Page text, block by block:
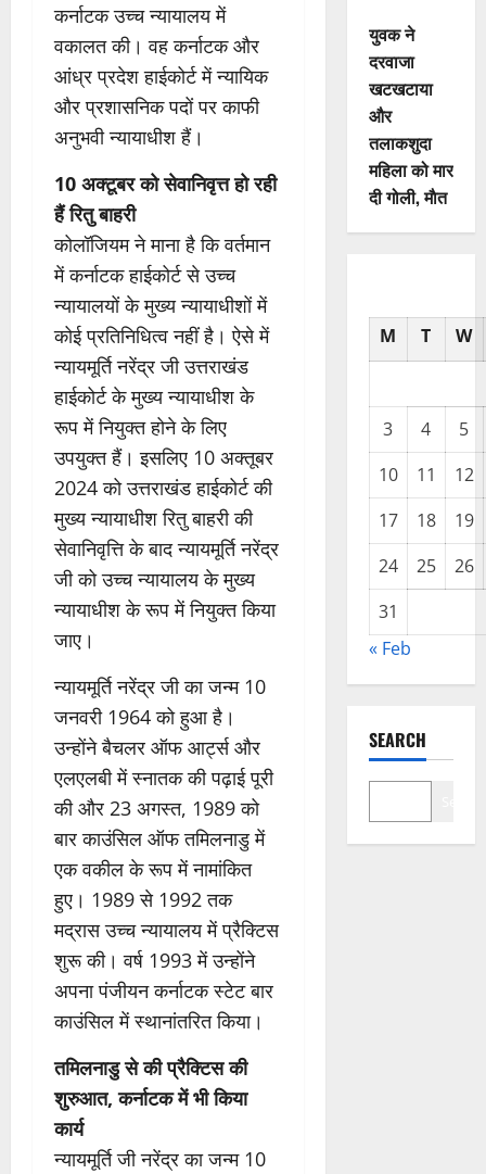
कर्नाटक उच्च न्यायालय में
वकालत की। वह कर्नाटक और
आंध्र प्रदेश हाईकोर्ट में न्यायिक
और प्रशासनिक पदों पर काफी
अनुभवी न्यायाधीश हैं।
10 अक्टूबर को सेवानिवृत्त हो रही
हैं रितु बाहरी
कोलॉजियम ने माना है कि वर्तमान
में कर्नाटक हाईकोर्ट से उच्च
न्यायालयों के मुख्य न्यायाधीशों में
कोई प्रतिनिधित्व नहीं है। ऐसे में
न्यायमूर्ति नरेंद्र जी उत्तराखंड
हाईकोर्ट के मुख्य न्यायाधीश के
रूप में नियुक्त होने के लिए
उपयुक्त हैं। इसलिए 10 अक्तूबर
2024 को उत्तराखंड हाईकोर्ट की
मुख्य न्यायाधीश रितु बाहरी की
सेवानिवृत्ति के बाद न्यायमूर्ति नरेंद्र
जी को उच्च न्यायालय के मुख्य
न्यायाधीश के रूप में नियुक्त किया
जाए।
न्यायमूर्ति नरेंद्र जी का जन्म 10
जनवरी 1964 को हुआ है।
उन्होंने बैचलर ऑफ आर्ट्स और
एलएलबी में स्नातक की पढ़ाई पूरी
की और 23 अगस्त, 1989 को
बार काउंसिल ऑफ तमिलनाडु में
एक वकील के रूप में नामांकित
हुए। 1989 से 1992 तक
मद्रास उच्च न्यायालय में प्रैक्टिस
शुरू की। वर्ष 1993 में उन्होंने
अपना पंजीयन कर्नाटक स्टेट बार
काउंसिल में स्थानांतरित किया।
तमिलनाडु से की प्रैक्टिस की
शुरुआत, कर्नाटक में भी किया
कार्य
न्यायमूर्ति जी नरेंद्र का जन्म 10
युवक ने
दरवाजा
खटखटाया
और
तलाकशुदा
महिला को मार
दी गोली, माैत
M T W
3 4
5
10
11
12
17
18
19
24
25
26
31
« Feb
SEARCH